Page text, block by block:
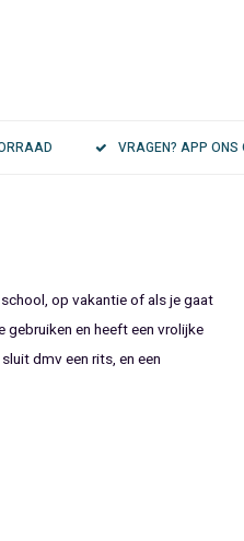
VRAGEN? APP
op vakantie of als je gaat
gebruiken en heeft een vrolijke
dmv een rits, en een